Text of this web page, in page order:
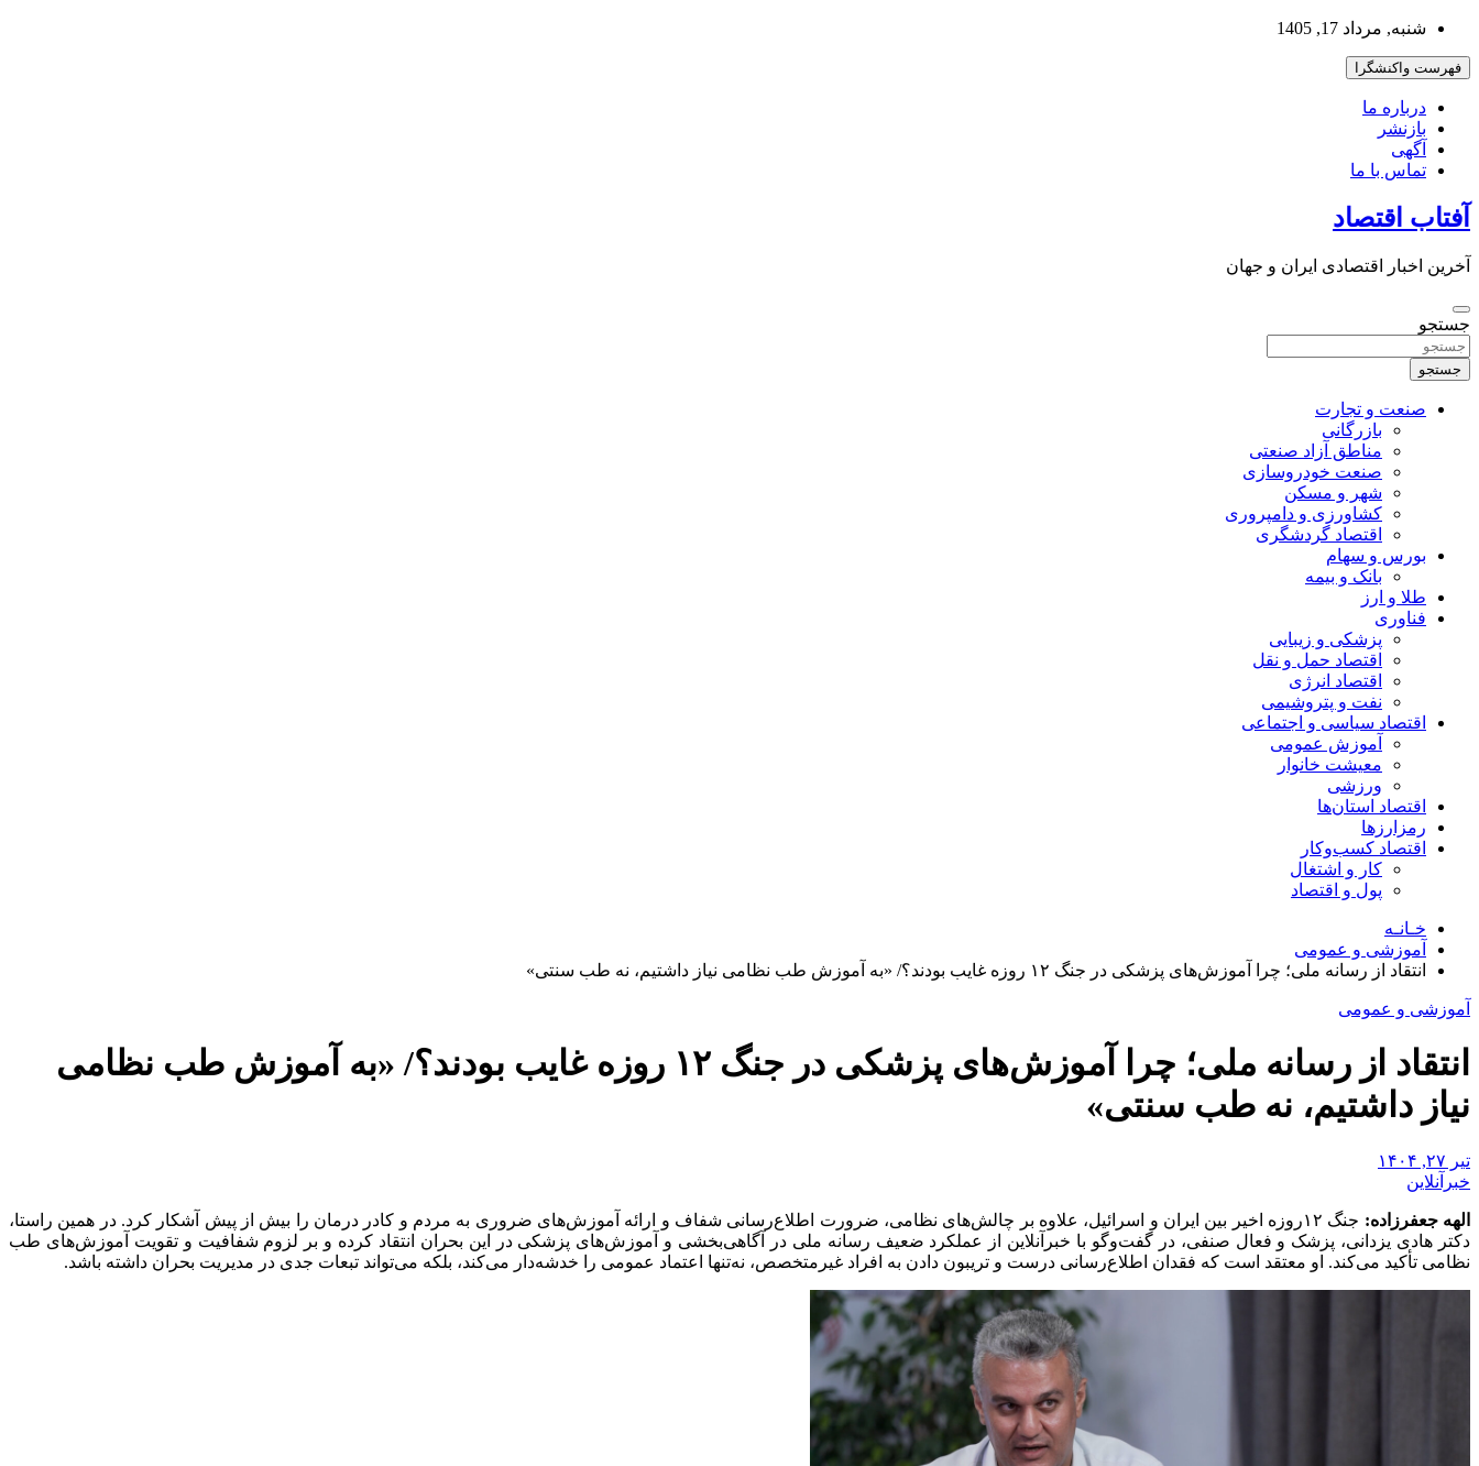
بروید
شنبه, مرداد 17, 1405
فهرست واکنشگرا
درباره ما
بازنشر
آگهی
تماس با ما
آفتاب اقتصاد
آخرین اخبار اقتصادی ایران و جهان
جستجو
جستجو
صنعت و تجارت
بازرگانی
مناطق آزاد صنعتی
صنعت خودروسازی
شهر و مسکن
کشاورزی و دامپروری
اقتصاد گردشگری
بورس و سهام
بانک و بیمه
طلا و ارز
فناوری
پزشکی و زیبایی
اقتصاد حمل و نقل
اقتصاد انرژی
نفت و پتروشیمی
اقتصاد سیاسی و اجتماعی
آموزش عمومی
معیشت خانوار
ورزشی
اقتصاد استان‌ها
رمزارزها
اقتصاد کسب‌و‌کار
کار و اشتغال
پول و اقتصاد
خـانـه
آموزشی و عمومی
انتقاد از رسانه ملی؛ چرا آموزش‌های پزشکی در جنگ ۱۲ روزه غایب بودند؟/ «به آموزش طب نظامی نیاز داشتیم، نه طب سنتی»
آموزشی و عمومی
انتقاد از رسانه ملی؛ چرا آموزش‌های پزشکی در جنگ ۱۲ روزه غایب بودند؟/ «به آموزش طب نظامی
نیاز داشتیم، نه طب سنتی»
تیر ۲۷, ۱۴۰۴
خبرآنلاین
الهه جعفرزاده:
جنگ ۱۲روزه اخیر بین ایران و اسرائیل، علاوه بر چالش‌های نظامی، ضرورت اطلاع‌رسانی شفاف و ارائه آموزش‌های ضروری به مردم و کادر درمان را بیش از پیش آشکار کرد. در همین راستا،
دکتر هادی یزدانی، پزشک و فعال صنفی، در گفت‌وگو با خبرآنلاین از عملکرد ضعیف رسانه ملی در آگاهی‌بخشی و آموزش‌های پزشکی در این بحران انتقاد کرده و بر لزوم شفافیت و تقویت آموزش‌های طب
نظامی تأکید می‌کند. او معتقد است که فقدان اطلاع‌رسانی درست و تریبون دادن به افراد غیرمتخصص، نه‌تنها اعتماد عمومی را خدشه‌دار می‌کند، بلکه می‌تواند تبعات جدی در مدیریت بحران داشته باشد.